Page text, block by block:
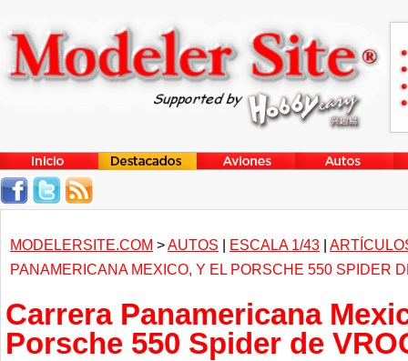
MODELERSITE.COM >AUTOS | ESCALA 1/43 |
PANAMERICANA MEXICO, Y EL PORSCHE 550 SPIDER
Carrera Panamericana
Porsche 550 Spider de